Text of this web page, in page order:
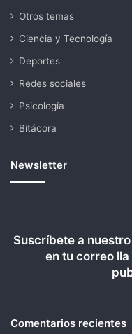
Otros temas
Ciencia y Tecnología
Deportes
Redes sociales
Psicología
Bitácora
Newsletter
Suscríbete a
en tu correo
Comentarios recientes